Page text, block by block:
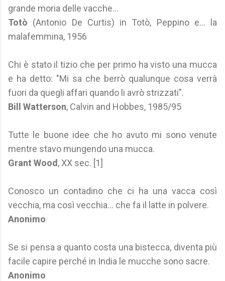
grande moria delle vacche...
Totò (Antonio De Curtis) in Totò, Peppino e... la
malafemmina, 1956
Chi è stato il tizio che per primo ha visto una mucca
e ha detto: "Mi sa che berrò qualunque cosa verrà
fuori da quegli affari quando li avrò strizzati".
Bill Watterson, Calvin and Hobbes, 1985/95
Tutte le buone idee che ho avuto mi sono venute
mentre stavo mungendo una mucca.
Grant Wood , XX sec. [1]
Conosco un contadino che ci ha una vacca così
vecchia, ma così vecchia... che fa il latte in polvere.
Anonimo
Se si pensa a quanto costa una bistecca, diventa più
facile capire perché in India le mucche sono sacre.
Anonimo